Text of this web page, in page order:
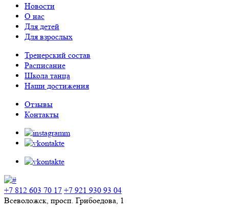
Новости
О нас
Для детей
Для взрослых
Тренерский состав
Расписание
Школа танца
Наши достижения
Отзывы
Контакты
+7 812 603 70 17 +7 921 930 93 04
Всеволожск, просп. Грибоедова, 1